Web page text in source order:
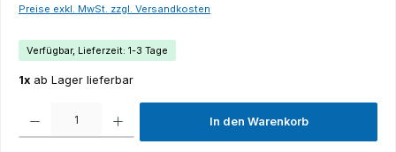
Preise exkl. MwSt. zzgl. Versandkosten
Verfügbar, Lieferzeit: 1-3 Tage
1x ab Lager lieferbar
In den Warenkorb